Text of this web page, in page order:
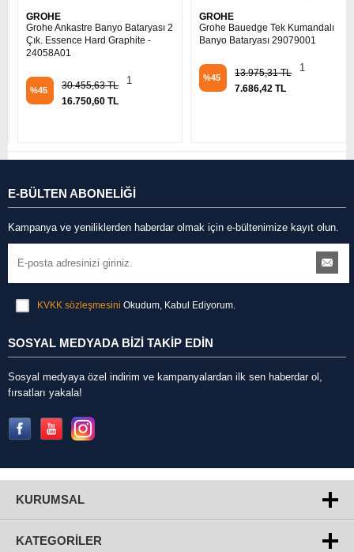
GROHE
Grohe Ankastre Banyo Bataryası 2
Çık. Essence Hard Graphite -
24058A01
%45
30.455,63 TL
16.750,60 TL
GROHE
Grohe Bauedge Tek Kumandalı
Banyo Bataryası 29079001
%45
13.975,31 TL
7.686,42 TL
E-BÜLTEN ABONELİĞİ
Kampanya ve yeniliklerden haberdar olmak için e-bültenimize kayıt olun.
KVKK sözleşmesini Okudum, Kabul Ediyorum.
SOSYAL MEDYADA BİZİ TAKİP EDİN
Sosyal medyaya özel indirim ve kampanyalardan ilk sen haberdar ol,
fırsatları yakala!
KURUMSAL
KATEGORILER